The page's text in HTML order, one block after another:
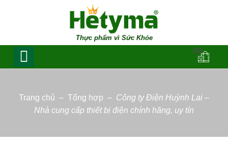
Thực phẩm vì Sức Khỏe
(0)
Trang chủ – Tổng hợp – Công ty Điện Huỳnh Lai –
Nhà cung cấp thiết bị điện chính hãng, uy tín